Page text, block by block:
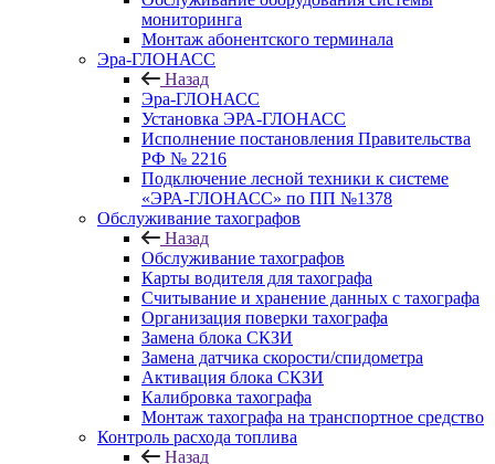
мониторинга
Монтаж абонентского терминала
Эра-ГЛОНАСС
Назад
Эра-ГЛОНАСС
Установка ЭРА-ГЛОНАСС
Исполнение постановления Правительства
РФ № 2216
Подключение лесной техники к системе
«ЭРА-ГЛОНАСС» по ПП №1378
Обслуживание тахографов
Назад
Обслуживание тахографов
Карты водителя для тахографа
Считывание и хранение данных с тахографа
Организация поверки тахографа
Замена блока СКЗИ
Замена датчика скорости/спидометра
Активация блока СКЗИ
Калибровка тахографа
Монтаж тахографа на транспортное средство
Контроль расхода топлива
Назад